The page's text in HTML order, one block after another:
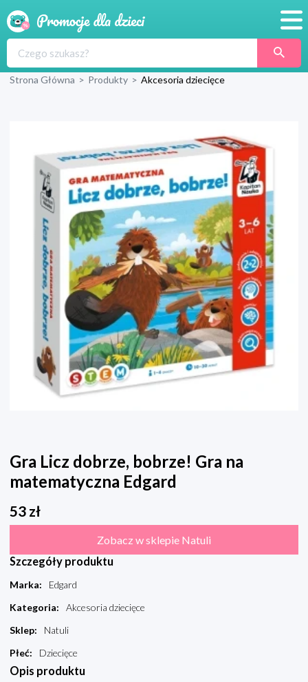
Produkty
Blog
Wyprawka
Strona Główna > Produkty > Akcesoria dziecięce
Gra Licz dobrze, bobrze! Gra na
matematyczna Edgard
53 zł
Zobacz w sklepie Natuli
Szczegóły produktu
Marka:
Edgard
Kategoria:
Akcesoria dziecięce
Sklep:
Natuli
Płeć: Dziecięce
Opis produktu